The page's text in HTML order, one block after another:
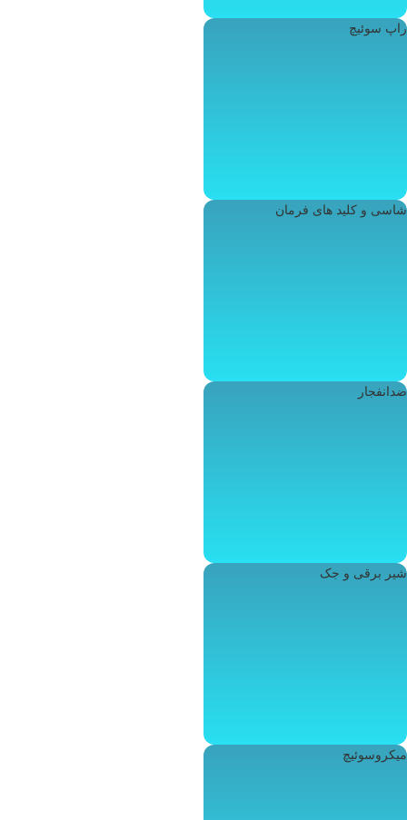
راپ سوئیچ
شاسی و کلید های فرمان
ضدانفجار
شیر برقی و جک
میکروسوئیچ